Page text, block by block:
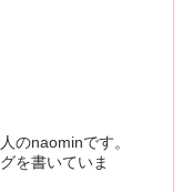
のnaominです。
を書いていま